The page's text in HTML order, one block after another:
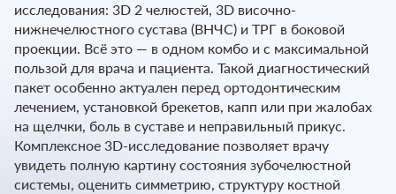
исследования: 3D 2 челюстей, 3D височно-
нижнечелюстного сустава (ВНЧС) и ТРГ в боковой
проекции. Всё это — в одном комбо и с максимальной
пользой для врача и пациента. Такой диагностический
пакет особенно актуален перед ортодонтическим
лечением, установкой брекетов, капп или при жалобах
на щелчки, боль в суставе и неправильный прикус.
Комплексное 3D-исследование позволяет врачу
увидеть полную картину состояния зубочелюстной
системы, оценить симметрию, структуру костной